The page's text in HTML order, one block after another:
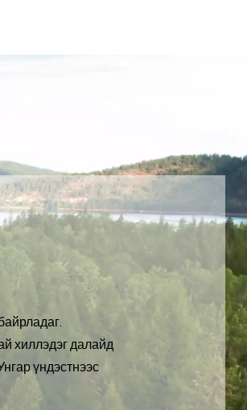
хиллэдэг далайд
үндэстнээс